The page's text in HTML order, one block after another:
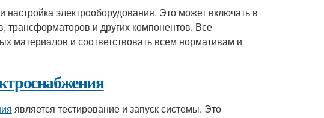
настройка электрооборудования. Это может включать в
трансформаторов и других компонентов. Все
материалов и соответствовать всем нормативам и
является тестирование и запуск системы. Это